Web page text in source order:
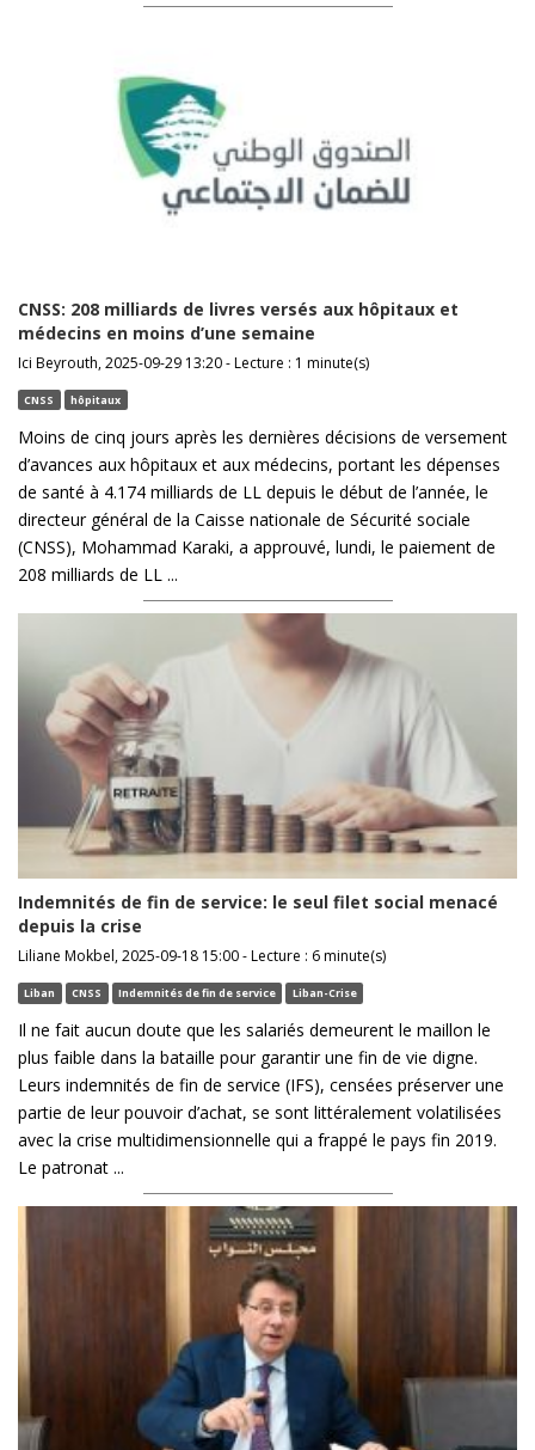
CNSS: 208 milliards de livres versés aux hôpitaux et
médecins en moins d’une semaine
Ici Beyrouth, 2025-09-29 13:20 - Lecture : 1 minute(s)
CNSS hôpitaux
Moins de cinq jours après les dernières décisions de versement
d’avances aux hôpitaux et aux médecins, portant les dépenses
de santé à 4.174 milliards de LL depuis le début de l’année, le
directeur général de la Caisse nationale de Sécurité sociale
(CNSS), Mohammad Karaki, a approuvé, lundi, le paiement de
208 milliards de LL ...
Indemnités de fin de service: le seul filet social menacé
depuis la crise
Liliane Mokbel, 2025-09-18 15:00 - Lecture : 6 minute(s)
Liban CNSS Indemnités de fin de service Liban-Crise
Il ne fait aucun doute que les salariés demeurent le maillon le
plus faible dans la bataille pour garantir une fin de vie digne.
Leurs indemnités de fin de service (IFS), censées préserver une
partie de leur pouvoir d’achat, se sont littéralement volatilisées
avec la crise multidimensionnelle qui a frappé le pays fin 2019.
Le patronat ...